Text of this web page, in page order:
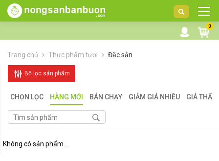
0
DANH
MỤC
Trang chủ Thực phẩm tươi Đặc sản
Bộ lọc sản phẩm
CHỌN LỌC HÀNG MỚI BÁN CHẠY GIẢM GIÁ NHIỀU GIÁ THẤP
Không có sản phẩm...